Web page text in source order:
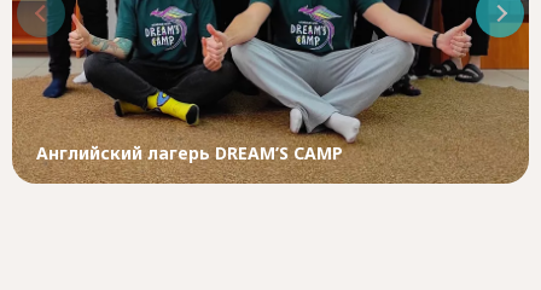
Английский лагерь DREAM’S CAMP